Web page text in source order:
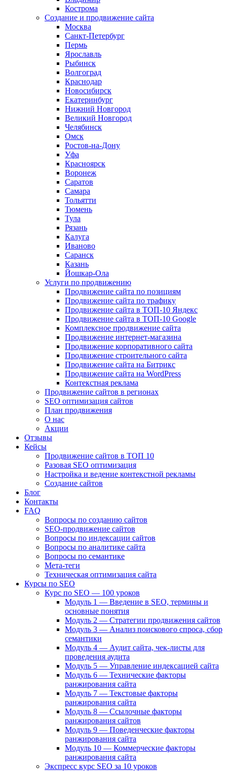
Кострома
Создание и продвижение сайта
Москва
Санкт-Петербург
Пермь
Ярославль
Рыбинск
Волгоград
Краснодар
Новосибирск
Екатеринбург
Нижний Новгород
Великий Новгород
Челябинск
Омск
Ростов-на-Дону
Уфа
Красноярск
Воронеж
Саратов
Самара
Тольятти
Тюмень
Тула
Рязань
Калуга
Иваново
Саранск
Казань
Йошкар-Ола
Услуги по продвижению
Продвижение сайта по позициям
Продвижение сайта по трафику
Продвижение сайта в ТОП-10 Яндекс
Продвижение сайта в ТОП-10 Google
Комплексное продвижение сайта
Продвижение интернет-магазина
Продвижение корпоративного сайта
Продвижение строительного сайта
Продвижение сайта на Битрикс
Продвижение сайта на WordPress
Контекстная реклама
Продвижение сайтов в регионах
SEO оптимизация сайтов
План продвижения
О нас
Акции
Отзывы
Кейсы
Продвижение сайтов в ТОП 10
Разовая SEO оптимизация
Настройка и ведение контекстной рекламы
Создание сайтов
Блог
Контакты
FAQ
Вопросы по созданию сайтов
SEO-продвижение сайтов
Вопросы по индексации сайтов
Вопросы по аналитике сайта
Вопросы по семантике
Мета-теги
Техническая оптимизация сайта
Курсы по SEO
Курс по SEO — 100 уроков
Модуль 1 — Введение в SEO, термины и
основные понятия
Модуль 2 — Стратегии продвижения сайтов
Модуль 3 — Анализ поискового спроса, сбор
семантики
Модуль 4 — Аудит сайта, чек-листы для
проведения аудита
Модуль 5 — Управление индексацией сайта
Модуль 6 — Технические факторы
ранжирования сайта
Модуль 7 — Текстовые факторы
ранжирования сайта
Модуль 8 — Ссылочные факторы
ранжирования сайтов
Модуль 9 — Поведенческие факторы
ранжирования сайта
Модуль 10 — Коммерческие факторы
ранжирования сайта
Экспресс курс SEO за 10 уроков